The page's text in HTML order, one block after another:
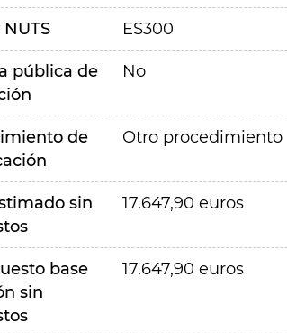
ES300
pública de
No
de
Otro procedimiento
sin
17.647,90 euros
base
sin
17.647,90 euros